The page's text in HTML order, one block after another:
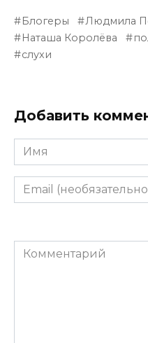
Блогеры
Людмила
Наташа Королёва
слухи
Добавить
Имя
Email
(необязательно)
Комментарий